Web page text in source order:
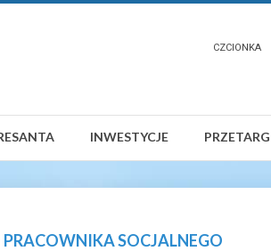
CZCIONKA
INWESTYCJE
SOCJALNEGO